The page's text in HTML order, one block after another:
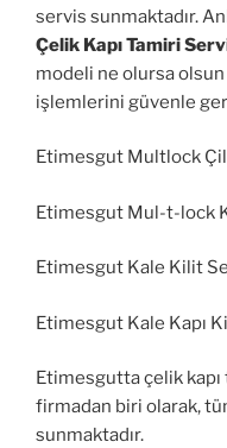
servis sunmaktadır.
Çelik Kapı Tamiri
modeli ne olursa olsun
işlemlerini güvenle
Etimesgut Multlock
Etimesgut Mul-t-lock
Etimesgut Kale Kilit
Etimesgut Kale Kapı
Etimesgutta çelik kapı
firmadan biri olarak,
sunmaktadır.